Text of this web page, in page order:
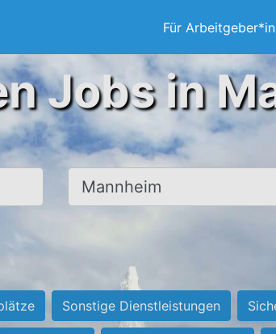
Für
Jobs in
Ort, Stadt
Sonstige Dienstleistungen